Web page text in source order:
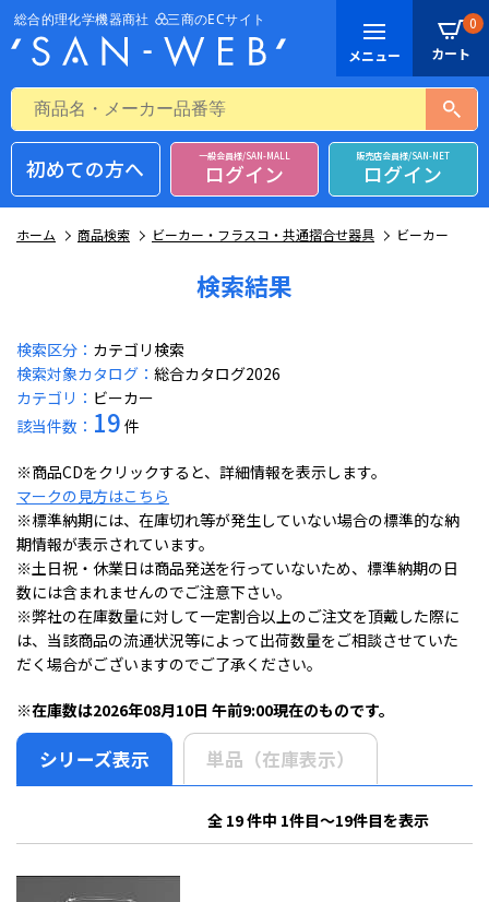
0
初めての方へ 一般会員様/SAN-MALL
ログイン
販売店会員様/SAN-NET
ログイン
ホーム 商品検索 ビーカー・フラスコ・共通摺合せ器具 ビーカー
検索結果
検索区分： カテゴリ検索
検索対象カタログ： 総合カタログ2026
カテゴリ： ビーカー
該当件数： 19 件
※商品CDをクリックすると、詳細情報を表示します。
マークの見方はこちら
※標準納期には、在庫切れ等が発生していない場合の標準的な納
期情報が表示されています。
※土日祝・休業日は商品発送を行っていないため、標準納期の日
数には含まれませんのでご注意下さい。
※弊社の在庫数量に対して一定割合以上のご注文を頂戴した際に
は、当該商品の流通状況等によって出荷数量をご相談させていた
だく場合がございますのでご了承ください。
※在庫数は2026年08月10日 午前9:00現在のものです。
シリーズ表示 単品（在庫表示）
全 19 件中 1件目～19件目を表示